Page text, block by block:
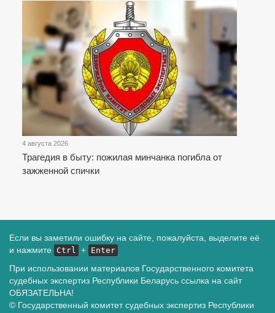
4 августа 2026
Трагедия в быту: пожилая минчанка погибла от
зажженной спички
Если вы заметили ошибку на сайте, пожалуйста, выделите её
и нажмите Ctrl + Enter
При использовании материалов Государственного комитета
судебных экспертиз Республики Беларусь ссылка на сайт
ОБЯЗАТЕЛЬНА!
© Государственный комитет судебных экспертиз Республики